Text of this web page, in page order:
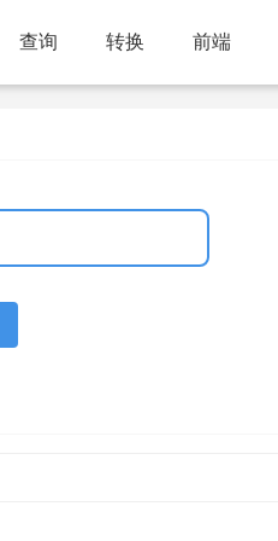
查询 转换 前端